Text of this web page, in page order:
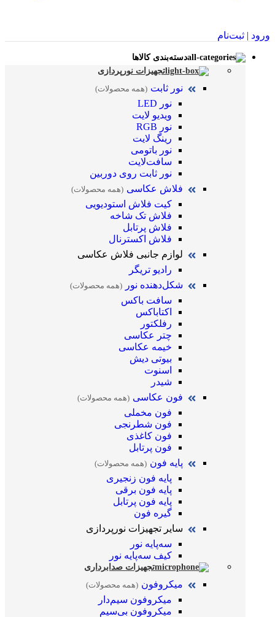
ورود | ثبت‌نام
دسته‌بندی کالاها
تجهیزات نورپردازی
نور ثابت (همه محصولات)
نور LED
ویدیو لایت
نور RGB
رینگ لایت
نور باتومی
سافت‌لایت
نور ثابت روی دوربین
فلاش عکاسی (همه محصولات)
کیت فلاش استودیویی
فلاش تک شاخه
فلاش پرتابل
فلاش اکسترنال
لوازم جانبی فلاش عکاسی
رادیو تریگر
شکل‌دهنده نور
(همه محصولات)
سافت باکس
اکتاباکس
رفلکتور
چتر عکاسی
خیمه عکاسی
بیوتی دیش
اسنوت
شیدر
فون عکاسی (همه محصولات)
فون مخملی
فون شطرنجی
فون کاغذی
فون پرتابل
پایه فون (همه محصولات)
پایه فون زنجیری
پایه فون برقی
پایه فون پرتابل
گیره فون
سایر تجهیزات نورپردازی
سه‌پایه نور
کیف سه‌پایه نور
تجهیزات صدابرداری
میکروفون (همه محصولات)
میکروفون سیم‌دار
میکروفون بی‌سیم